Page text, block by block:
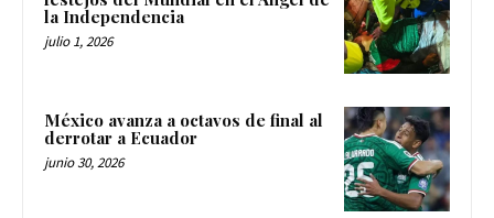
la Independencia
julio 1, 2026
México avanza a octavos de final al
derrotar a Ecuador
junio 30, 2026